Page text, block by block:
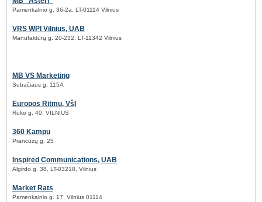
Pamėnkalnio g. 36-2a, LT-01114 Vilnius
VRS WPI Vilnius, UAB
Manufaktūrų g. 20-232, LT-11342 Vilnius
MB VS Marketing
Subačiaus g. 115A
Europos Ritmu, VšĮ
Rūko g. 40, VILNIUS
360 Kampu
Prancūzų g. 25
Inspired Communications, UAB
Algirdo g. 38, LT-03218, Vilnius
Market Rats
Pamėnkalnio g. 17, Vilnius 01114